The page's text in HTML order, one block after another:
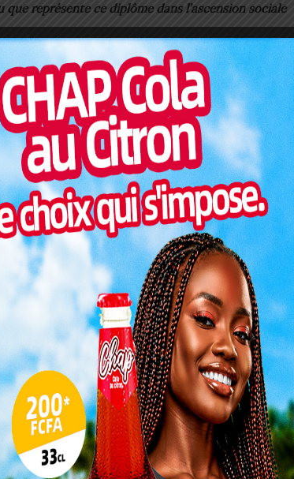
représente ce diplôme dans l’ascension sociale
de
2025
du
de scolarisation et de maintien des élèves
delà des statistiques, cette affluence traduit une
dans l’institution scolaire, dans un contexte
un levier de développement.
Comme le veut la tradition, les directeurs
régionaux de l’éducation, accompagnés des
autorités administratives, ont effectué une
tournée des centres d’examen, marquant
ainsi leur soutien moral aux candidats et